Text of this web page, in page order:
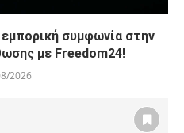
συμφωνία στην
με Freedom24!
2026